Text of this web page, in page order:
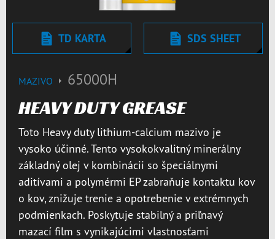
TD KARTA SDS SHEET
MAZIVO 65000H
HEAVY DUTY GREASE
Toto Heavy duty lithium-calcium mazivo je
vysoko účinné. Tento vysokokvalitný minerálny
základný olej v kombinácii so špeciálnymi
aditívami a polymérmi EP zabraňuje kontaktu kov
o kov, znižuje trenie a opotrebenie v extrémnych
podmienkach. Poskytuje stabilný a priľnavý
mazací film s vynikajúcimi vlastnosťami